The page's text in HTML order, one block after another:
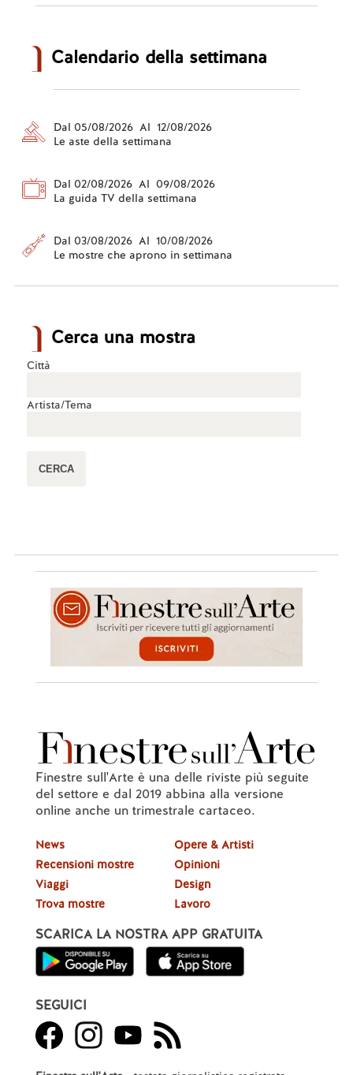
Calendario della settimana
Dal 05/08/2026 Al 12/08/2026
Le aste della settimana
Dal 02/08/2026 Al 09/08/2026
La guida TV della settimana
Dal 03/08/2026 Al 10/08/2026
Le mostre che aprono in settimana
Cerca una mostra
Città
Artista/Tema
Finestre sull'Arte è una delle riviste più seguite
del settore e dal 2019 abbina alla versione
online anche un trimestrale cartaceo.
News
Recensioni mostre
Viaggi
Trova mostre
Opere & Artisti
Opinioni
Design
Lavoro
SCARICA LA NOSTRA APP GRATUITA
SEGUICI